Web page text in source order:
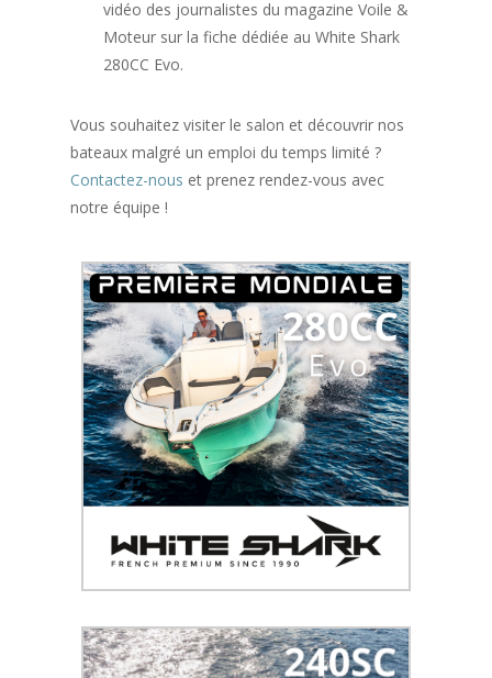
vidéo des journalistes du magazine Voile &
Moteur sur la fiche dédiée au White Shark
280CC Evo.
Vous souhaitez visiter le salon et découvrir nos
bateaux malgré un emploi du temps limité ?
Contactez-nous et prenez rendez-vous avec
notre équipe !